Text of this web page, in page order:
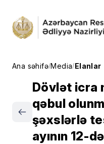
Ana səhifə/Media/Elanlar
Dövlət icra
qəbul
şəxslərlə
ayının 12-